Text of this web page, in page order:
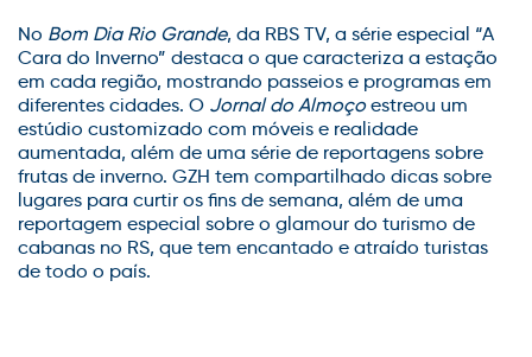
No Bom Dia Rio Grande, da RBS TV, a série especial “A
Cara do Inverno” destaca o que caracteriza a estação
em cada região, mostrando passeios e programas em
diferentes cidades. O Jornal do Almoçoestreou um
estúdio customizado com móveis e realidade
aumentada, além de uma série de reportagens sobre
frutas de inverno. GZH tem compartilhado dicas sobre
lugares para curtir os fins de semana, além de uma
reportagem especial sobre o glamour do turismo de
cabanas no RS, que tem encantado e atraído turistas
de todo o país.